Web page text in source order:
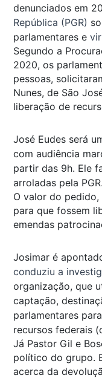
denunciados em
República (PGR)
parlamentares e
Segundo a
2020, os
pessoas,
Nunes, de São
liberação de
José Eudes será
com audiência
partir das 9h. Ele
arroladas pela PGR.
O valor do pedido,
para que fossem
emendas
Josimar é
conduziu a
organização, que
captação,
parlamentares
recursos federais
Já Pastor Gil e
político do grupo.
acerca da